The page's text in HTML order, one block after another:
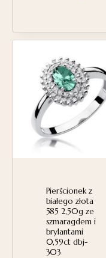
Pierścionek z
białego złota
585 2,50g ze
szmaragdem i
brylantami
0,59ct dbj-
303